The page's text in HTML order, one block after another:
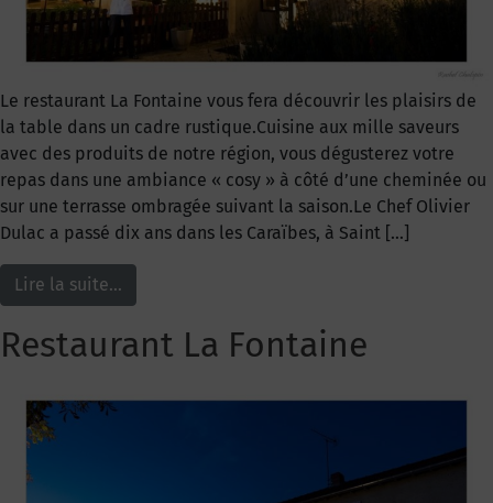
Le restaurant La Fontaine vous fera découvrir les plaisirs de
la table dans un cadre rustique.Cuisine aux mille saveurs
avec des produits de notre région, vous dégusterez votre
repas dans une ambiance « cosy » à côté d’une cheminée ou
sur une terrasse ombragée suivant la saison.Le Chef Olivier
Dulac a passé dix ans dans les Caraïbes, à Saint […]
Lire la suite…
Restaurant La Fontaine